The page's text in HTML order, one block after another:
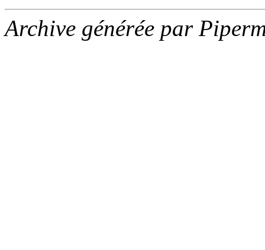
Archive générée par